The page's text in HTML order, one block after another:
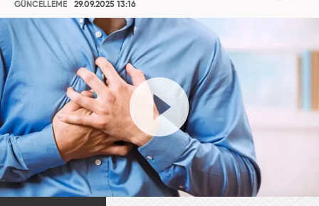
GÜNCELLEME
29.09.2025 13:16